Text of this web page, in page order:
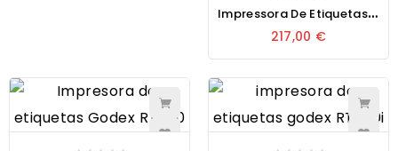
I
Mpressora De Etiquetas Térmica Godex DT41
217,00 €